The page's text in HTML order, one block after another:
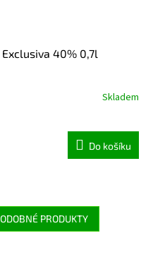
40% 0,7l
Skladem
Do košíku
PRODUKTY